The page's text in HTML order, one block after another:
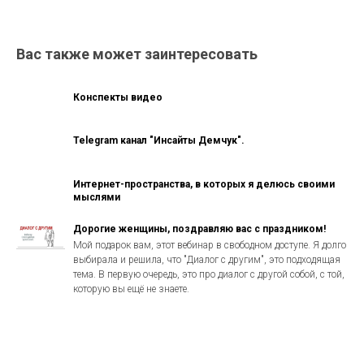
Вас также может заинтересовать
Конспекты видео
Telegram канал "Инсайты Демчук".
Интернет-пространства, в которых я делюсь своими
мыслями
Дорогие женщины, поздравляю вас с праздником!
Мой подарок вам, этот вебинар в свободном доступе. Я долго
выбирала и решила, что "Диалог с другим", это подходящая
тема. В первую очередь, это про диалог с другой собой, с той,
которую вы ещё не знаете.